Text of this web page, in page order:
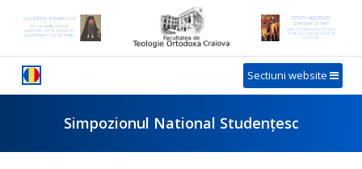
Sectiuni website
Simpozionul National Studențesc